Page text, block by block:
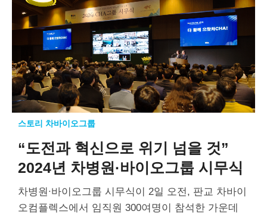
스토리 차바이오그룹
“도전과 혁신으로 위기 넘을 것”
2024년 차병원·바이오그룹 시무식
차병원∙바이오그룹 시무식이 2일 오전, 판교 차바이
오컴플렉스에서 임직원 300여명이 참석한 가운데